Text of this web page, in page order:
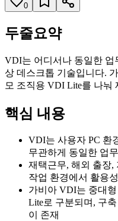
0
두줄요약
VDI는 어디서나 동일한 업
상 데스크톱 기술입니다.
모 조직용 VDI Lite를 나눠
핵심 내용
VDI는 사용자 PC 환
무관하게 동일한 업
재택근무, 해외 출장,
작업 환경에서 활용
가비아 VDI는 중대
Lite로 구분되며, 구
이 존재